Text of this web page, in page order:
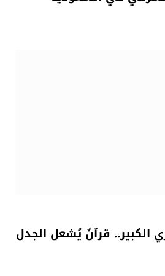
الكبير.. قرآنٌ يُشعل الجدل